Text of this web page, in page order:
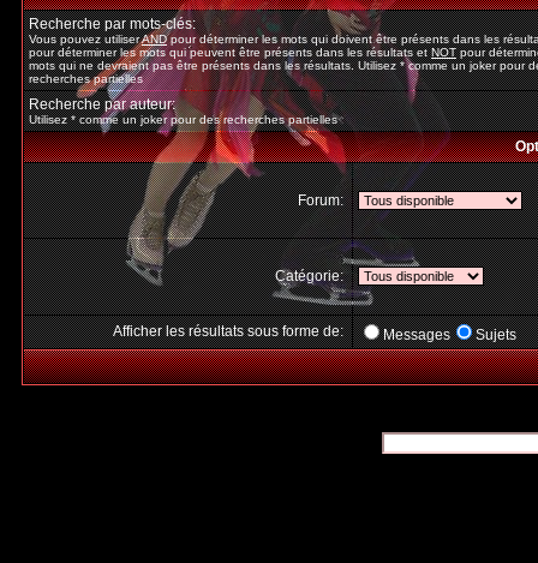
Recherche par mots-clés:
Vous pouvez utiliserANDpour déterminer les mots qui doivent être présents dans les
pour déterminer les mots qui peuvent être présents dans les résultats etNOTpour
mots qui ne devraient pas être présents dans les résultats. Utilisez * comme un joker pour
recherches partielles
Recherche par auteur:
Utilisez * comme un joker pour des recherches partielles
Forum:
Catégorie:
Afficher les résultats sous forme de: Messages Sujets